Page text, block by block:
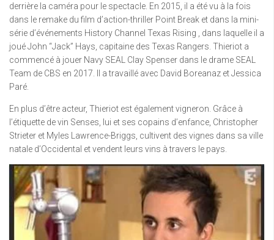
derrière la caméra pour le spectacle. En 2015, il a été vu à la fois
dans le remake du film d’action-thriller Point Break et dans la mini-
série d’événements History Channel Texas Rising , dans laquelle il a
joué John “Jack” Hays, capitaine des Texas Rangers. Thieriot a
commencé à jouer Navy SEAL Clay Spenser dans le drame SEAL
Team de CBS en 2017. Il a travaillé avec David Boreanaz et Jessica
Paré.
En plus d’être acteur, Thieriot est également vigneron. Grâce à
l’étiquette de vin Senses, lui et ses copains d’enfance, Christopher
Strieter et Myles Lawrence-Briggs, cultivent des vignes dans sa ville
natale d’Occidental et vendent leurs vins à travers le pays.